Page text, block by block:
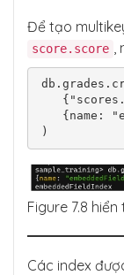
Để tạo
score.score
)
Figure 7.8
Các index